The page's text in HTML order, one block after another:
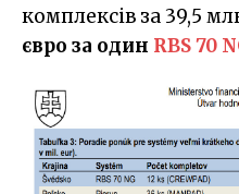
комплексів за 39,5
євро за один RBS 70